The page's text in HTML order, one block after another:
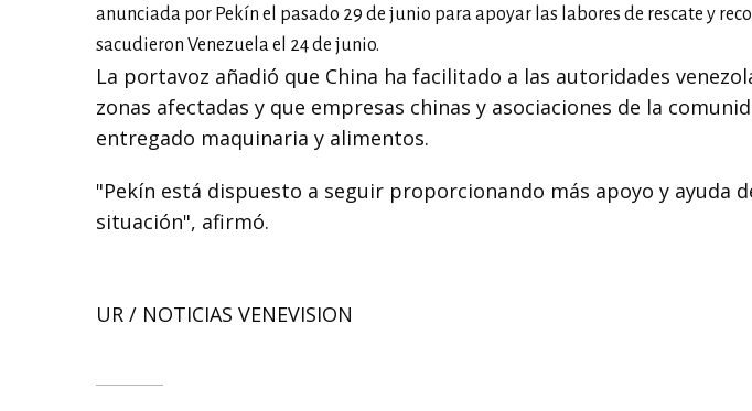
anunciada por Pekín el pasado 29 de junio para apoyar las labores de rescate y
sacudieron Venezuela el 24 de junio.
La portavoz añadió que China ha facilitado a las autoridades
zonas afectadas y que empresas chinas y asociaciones de la
entregado maquinaria y alimentos.
"Pekín está dispuesto a seguir proporcionando más apoyo y ayuda
situación", afirmó.
UR / NOTICIAS VENEVISION